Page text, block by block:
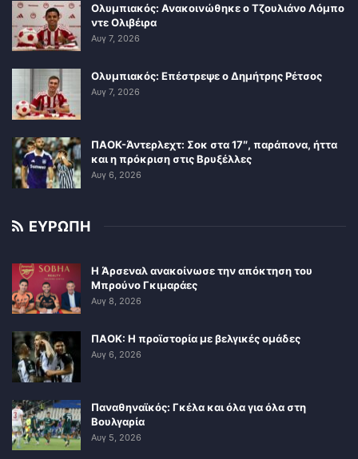
Ολυμπιακός: Ανακοινώθηκε ο Τζουλιάνο Λόμπο
ντε Ολιβέιρα
Αυγ 7, 2026
Ολυμπιακός: Επέστρεψε ο Δημήτρης Ρέτσος
Αυγ 7, 2026
ΠΑΟΚ-Άντερλεχτ: Σοκ στα 17″, παράπονα, ήττα
και η πρόκριση στις Βρυξέλλες
Αυγ 6, 2026
ΕΥΡΩΠΗ
Η Άρσεναλ ανακοίνωσε την απόκτηση του
Μπρούνο Γκιμαράες
Αυγ 8, 2026
ΠΑΟΚ: Η προϊστορία με βελγικές ομάδες
Αυγ 6, 2026
Παναθηναϊκός: Γκέλα και όλα για όλα στη
Βουλγαρία
Αυγ 5, 2026